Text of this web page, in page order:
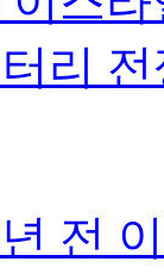
리
전